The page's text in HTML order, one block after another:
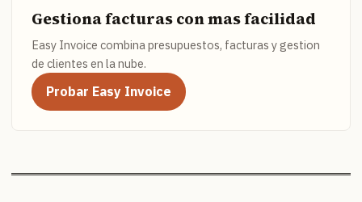
Gestiona facturas con mas facilidad
Easy Invoice combina presupuestos, facturas y gestion
de clientes en la nube.
Probar Easy Invoice